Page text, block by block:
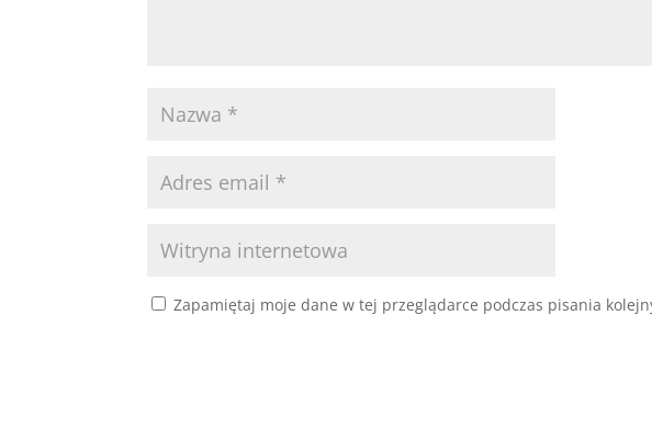
Zapamiętaj moje dane w tej przeglądarce podczas pisania